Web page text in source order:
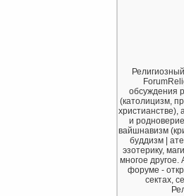
обсуждения
(католицизм,
христианстве),
и
вайшнавизм
буддизм |
эзотерику,
многое другое.
форуме -
сектах,